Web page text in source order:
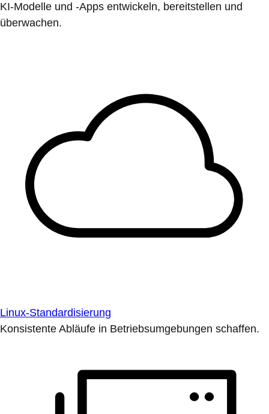
KI-Modelle und -Apps entwickeln, bereitstellen und
überwachen.
Linux-Standardisierung
Konsistente Abläufe in Betriebsumgebungen schaffen.